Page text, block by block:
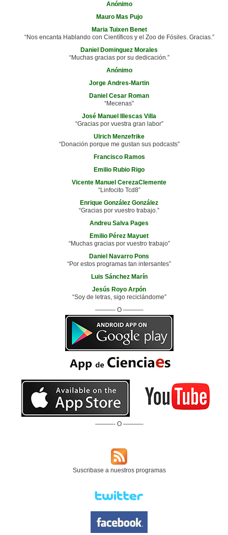
Anónimo
Mauro Mas Pujo
Maria Tuixen Benet
“Nos encanta Hablando con Científicos y el Zoo de Fósiles. Gracias.”
Daniel Dominguez Morales
“Muchas gracias por su dedicación.”
Anónimo
Jorge Andres-Martin
Daniel Cesar Roman
“Mecenas”
José Manuel Illescas Villa
“Gracias por vuestra gran labor”
Ulrich Menzefrike
“Donación porque me gustan sus podcasts”
Francisco Ramos
Emilio Rubio Rigo
Vicente Manuel CerezaClemente
“Linfocito Tcd8”
Enrique González González
“Gracias por vuestro trabajo.”
Andreu Salva Pages
Emilio Pérez Mayuet
“Muchas gracias por vuestro trabajo”
Daniel Navarro Pons
“Por estos programas tan intersantes”
Luis Sánchez Marín
Jesús Royo Arpón
“Soy de letras, sigo reciclándome”
———- O ———-
———- O ———-
Suscribase a nuestros programas